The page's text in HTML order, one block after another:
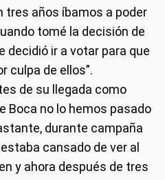
tres años íbamos a poder
tomé la decisión de
decidió ir a votar para que
culpa de ellos”.
de su llegada como
Boca no lo hemos pasado
durante campaña
cansado de ver al
y ahora después de tres